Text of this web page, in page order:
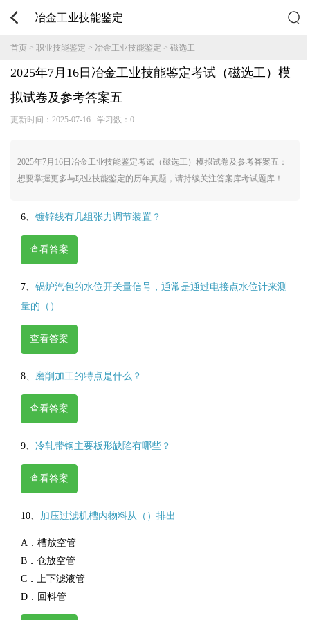
冶金工业技能鉴定
首页> 职业技能鉴定 > 冶金工业技能鉴定 > 磁选工
2025年7月16日冶金工业技能鉴定考试（磁选工）模
拟试卷及参考答案五
更新时间： 2025-07-16学习数：0
2025年7月16日冶金工业技能鉴定考试（磁选工）模拟试卷及参考答案五：
想要掌握更多与职业技能鉴定的历年真题，请持续关注答案库考试题库！
6、 镀锌线有几组张力调节装置？
查看答案
7、 锅炉汽包的水位开关量信号，通常是通过电接点水位计来测
量的（）
查看答案
8、 磨削加工的特点是什么？
查看答案
9、 冷轧带钢主要板形缺陷有哪些？
查看答案
10、 加压过滤机槽内物料从（）排出
A．槽放空管
B．仓放空管
C．上下滤液管
D．回料管